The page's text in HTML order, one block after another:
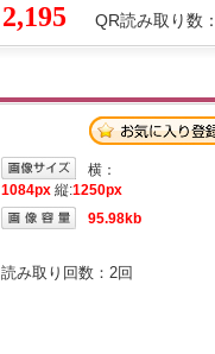
QR読み取り数：
2,195
横：
1084px 縦:1250px
95.98kb
読み取り回数： 2回